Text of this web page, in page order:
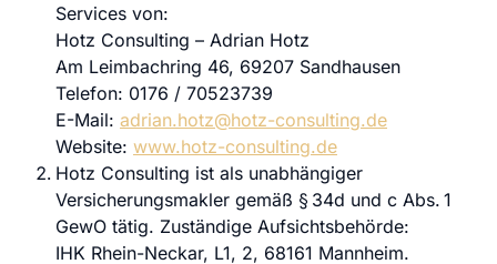
Services von:
Hotz Consulting – Adrian Hotz
Am Leimbachring 46, 69207 Sandhausen
Telefon: 0176 / 70523739
E-Mail: adrian.hotz@hotz-consulting.de
Website: www.hotz-consulting.de
Hotz Consulting ist als unabhängiger
Versicherungsmakler gemäß § 34d und c Abs. 1
GewO tätig. Zuständige Aufsichtsbehörde:
IHK Rhein-Neckar, L1, 2, 68161 Mannheim.